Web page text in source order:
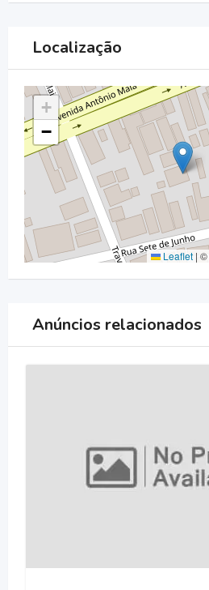
Localização
+
−
Leaflet | ©
Anúncios relacionados